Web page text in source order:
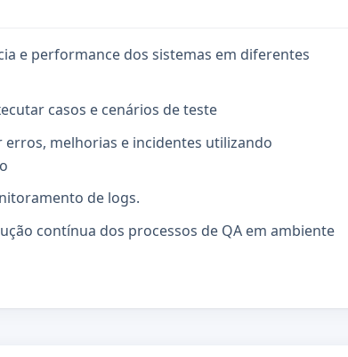
e performance dos sistemas em diferentes
casos e cenários de teste
erros, melhorias e incidentes utilizando
de logs.
contínua dos processos de QA em ambiente